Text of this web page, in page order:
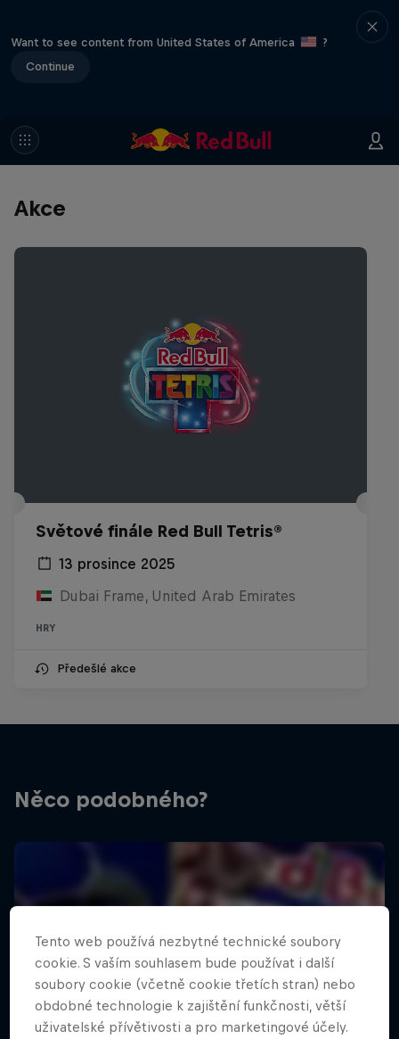
Want to see content from United States of America
?
Continue
Akce
Světové finále Red Bull Tetris®
13 prosince 2025
Dubai Frame, United Arab Emirates
HRY
Předešlé akce
Něco podobného?
Tento web používá nezbytné technické soubory
cookie. S vaším souhlasem bude používat i další
soubory cookie (včetně cookie třetích stran) nebo
obdobné technologie k zajištění funkčnosti, větší
uživatelské přívětivosti a pro marketingové účely.